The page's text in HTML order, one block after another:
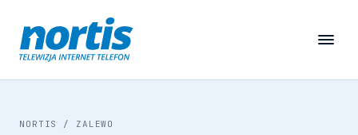
NORTIS / ZALEWO